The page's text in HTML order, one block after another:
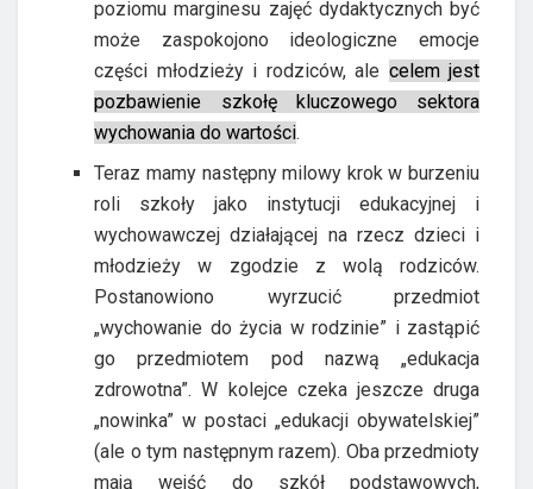
poziomu marginesu zajęć dydaktycznych być
może zaspokojono ideologiczne emocje
części młodzieży i rodziców, ale celem jest
pozbawienie szkołę kluczowego sektora
wychowania do wartości.
Teraz mamy następny milowy krok w burzeniu
roli szkoły jako instytucji edukacyjnej i
wychowawczej działającej na rzecz dzieci i
młodzieży w zgodzie z wolą rodziców.
Postanowiono wyrzucić przedmiot
„wychowanie do życia w rodzinie” i zastąpić
go przedmiotem pod nazwą „edukacja
zdrowotna”. W kolejce czeka jeszcze druga
„nowinka” w postaci „edukacji obywatelskiej”
(ale o tym następnym razem). Oba przedmioty
mają wejść do szkół podstawowych,